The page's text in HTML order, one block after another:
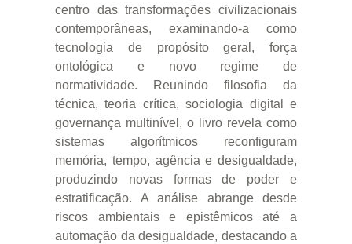
centro das transformações civilizacionais
contemporâneas, examinando-a como
tecnologia de propósito geral, força
ontológica e novo regime de
normatividade. Reunindo filosofia da
técnica, teoria crítica, sociologia digital e
governança multinível, o livro revela como
sistemas algorítmicos reconfiguram
memória, tempo, agência e desigualdade,
produzindo novas formas de poder e
estratificação. A análise abrange desde
riscos ambientais e epistêmicos até a
automação da desigualdade, destacando a